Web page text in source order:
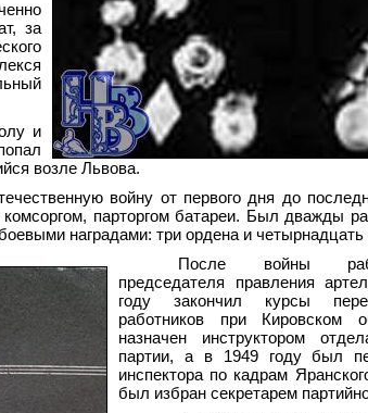
за
и
возле Львова.
войну от первого дня до
комсоргом, парторгом батареи. Был дважды
наградами: три ордена и
После войны
председателя правления
году закончил курсы
работников при
назначен инструктором
партии, а в 1949 году был
инспектора по кадрам
был избран секретарем